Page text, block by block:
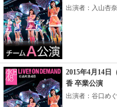
出演者：入山杏
2015年4月14日
香 卒業公演
出演者：谷口め